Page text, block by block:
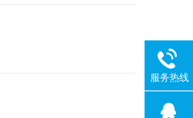
服务热线